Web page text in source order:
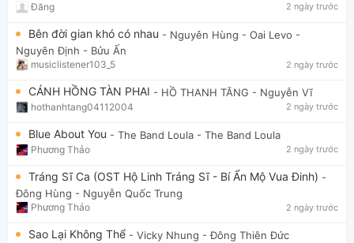
Đăng 2 ngày trước
Bên đời gian khó có nhau - Nguyên Hùng - Oai Levo -
Nguyên Định - Bửu Ấn
musiclistener103_5 2 ngày trước
CÁNH HỒNG TÀN PHAI - HỒ THANH TĂNG - Nguyễn Vĩ
hothanhtang04112004 2 ngày trước
Blue About You - The Band Loula - The Band Loula
Phương Thảo 2 ngày trước
Tráng Sĩ Ca (OST Hộ Linh Tráng Sĩ - Bí Ẩn Mộ Vua Đinh) -
Đông Hùng - Nguyễn Quốc Trung
Phương Thảo 2 ngày trước
Sao Lại Không Thể - Vicky Nhung - Đông Thiên Đức